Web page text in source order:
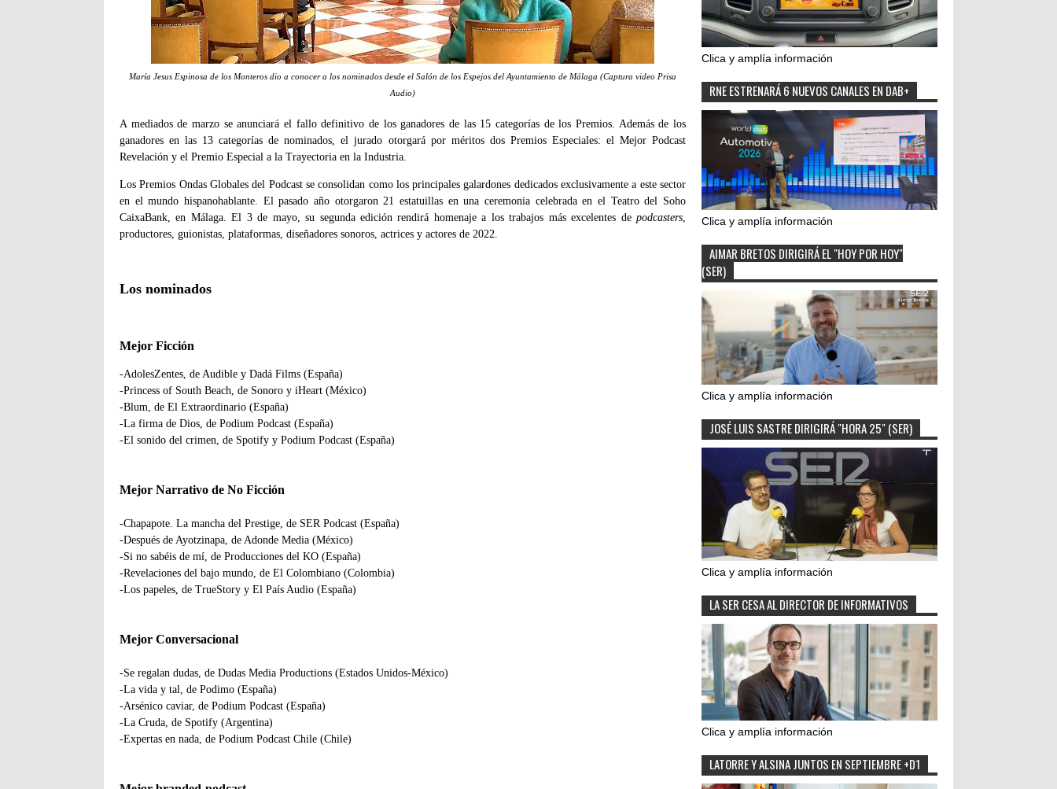
María Jesus Espinosa de los Monteros dio a conocer a los nominados desde el Salón de los Espejos del Ayuntamiento de Málaga (Captura video Prisa
Audio)
A mediados de marzo se anunciará el fallo definitivo de los ganadores de las 15 categorías de los Premios. Además de los
ganadores en las 13 categorías de nominados, el jurado otorgará por méritos dos Premios Especiales: el Mejor Podcast
Revelación y el Premio Especial a la Trayectoria en la Industria.
Los Premios Ondas Globales del Podcast se consolidan como los principales galardones dedicados exclusivamente a este sector
en el mundo hispanohablante. El pasado año otorgaron 21 estatuillas en una ceremonia celebrada en el Teatro del Soho
CaixaBank, en Málaga. El 3 de mayo, su segunda edición rendirá homenaje a los trabajos más excelentes de podcasters
productores, guionistas, plataformas, diseñadores sonoros, actrices y actores de 2022.
Los nominados
Mejor Ficción
-AdolesZentes, de Audible y Dadá Films (España)
-Princess of South Beach, de Sonoro y iHeart (México)
-Blum, de El Extraordinario (España)
-La firma de Dios, de Podium Podcast (España)
-El sonido del crimen, de Spotify y Podium Podcast (España)
Mejor Narrativo de No Ficción
-Chapapote. La mancha del Prestige, de SER Podcast (España)
-Después de Ayotzinapa, de Adonde Media (México)
-Si no sabéis de mí, de Producciones del KO (España)
-Revelaciones del bajo mundo, de El Colombiano (Colombia)
-Los papeles, de TrueStory y El País Audio (España)
Mejor Conversacional
-Se regalan dudas, de Dudas Media Productions (Estados Unidos-México)
-La vida y tal, de Podimo (España)
-Arsénico caviar, de Podium Podcast (España)
-La Cruda, de Spotify (Argentina)
-Expertas en nada, de Podium Podcast Chile (Chile)
Clica y amplía información
RNE ESTRENARÁ 6 NUEVOS CANALES EN DAB+
Clica y amplía información
AIMAR BRETOS DIRIGIRÁ EL "HOY POR HOY"
(SER)
Clica y amplía información
JOSÉ LUIS SASTRE DIRIGIRÁ "HORA 25" (SER)
Clica y amplía información
LA SER CESA AL DIRECTOR DE INFORMATIVOS
Clica y amplía información
LATORRE Y ALSINA JUNTOS EN SEPTIEMBRE +D1